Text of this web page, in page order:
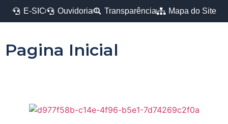
E-SIC Ouvidoria Transparência Mapa do Site
Pagina Inicial